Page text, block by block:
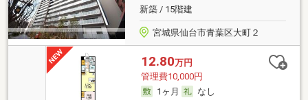
新築 / 15階建
宮城県仙台市青葉区大町２
12.80万円
管理費10,000円
1ヶ月
なし